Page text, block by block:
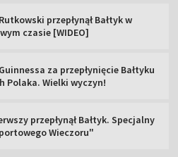
przepłynął Bałtyk w
czasie [WIDEO]
za przepłynięcie Bałtyku
Polaka. Wielki wyczyn!
przepłynął Bałtyk. Specjalny
Wieczoru"